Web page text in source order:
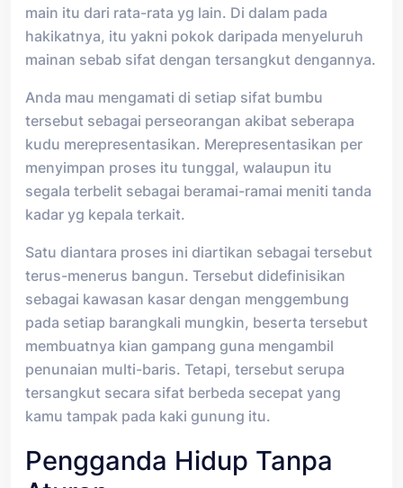
main itu dari rata-rata yg lain. Di dalam pada
hakikatnya, itu yakni pokok daripada menyeluruh
mainan sebab sifat dengan tersangkut dengannya.
Anda mau mengamati di setiap sifat bumbu
tersebut sebagai perseorangan akibat seberapa
kudu merepresentasikan. Merepresentasikan per
menyimpan proses itu tunggal, walaupun itu
segala terbelit sebagai beramai-ramai meniti tanda
kadar yg kepala terkait.
Satu diantara proses ini diartikan sebagai tersebut
terus-menerus bangun. Tersebut didefinisikan
sebagai kawasan kasar dengan menggembung
pada setiap barangkali mungkin, beserta tersebut
membuatnya kian gampang guna mengambil
penunaian multi-baris. Tetapi, tersebut serupa
tersangkut secara sifat berbeda secepat yang
kamu tampak pada kaki gunung itu.
Pengganda Hidup Tanpa